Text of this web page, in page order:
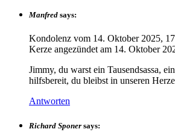
Manfred says:
Kondolenz vom 14. Oktober 2025,
Kerze angezündet am 14. Oktober
Jimmy, du warst ein Tausendsassa,
hilfsbereit, du bleibst in unseren
Antworten
Richard Sponer says: